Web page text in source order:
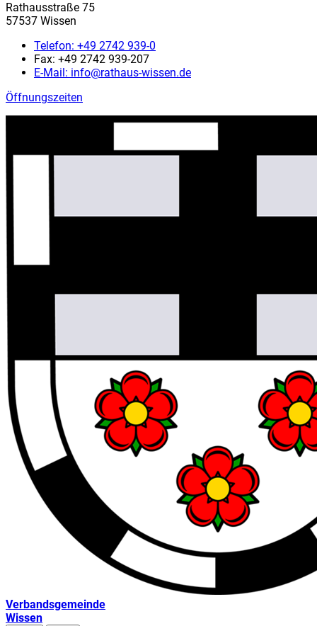
Rathausstraße 75
57537 Wissen
Telefon: +49 2742 939-0
Fax: +49 2742 939-207
E-Mail: info@rathaus-wissen.de
Öffnungszeiten
Verbandsgemeinde
Wissen